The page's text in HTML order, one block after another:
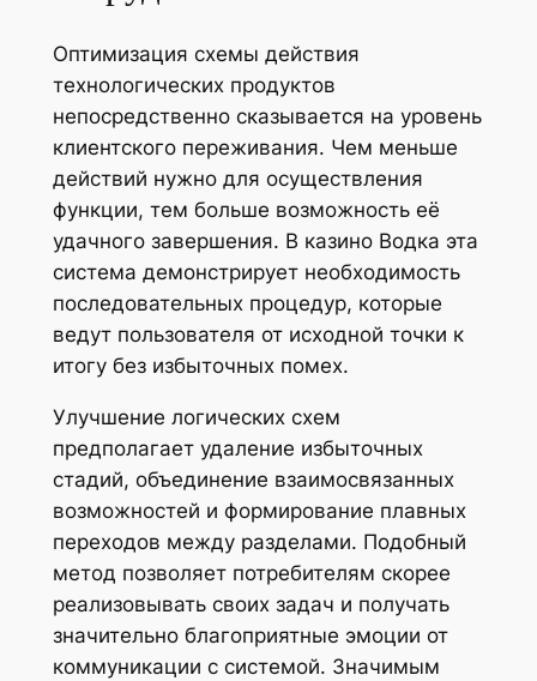
Оптимизация схемы действия
технологических продуктов
непосредственно сказывается на уровень
клиентского переживания. Чем меньше
действий нужно для осуществления
функции, тем больше возможность её
удачного завершения. В казино Водка эта
система демонстрирует необходимость
последовательных процедур, которые
ведут пользователя от исходной точки к
итогу без избыточных помех.
Улучшение логических схем
предполагает удаление избыточных
стадий, объединение взаимосвязанных
возможностей и формирование плавных
переходов между разделами. Подобный
метод позволяет потребителям скорее
реализовывать своих задач и получать
значительно благоприятные эмоции от
коммуникации с системой. Значимым